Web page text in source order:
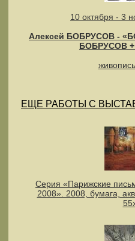
10 октября - 3
Алексей БОБРУСОВ -
БОБРУСОВ
ЕЩЕ РАБОТЫ С
Серия «Парижские
2008». 2008, бумага,